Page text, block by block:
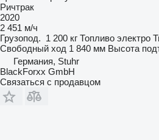
Ричтрак
2020
2 451 м/ч
Грузопод. 1 200 кг Топливо электро
Свободный ход 1 840 мм Высота
Германия, Stuhr
BlackForxx GmbH
Связаться с продавцом